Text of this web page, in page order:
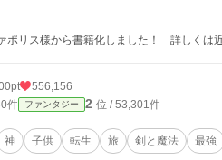
ポリス様から書籍化しました！ 詳しくは
556,156
件 ファンタジー 2 位 / 53,301件
神 子供 転生 旅 剣と魔法 最強